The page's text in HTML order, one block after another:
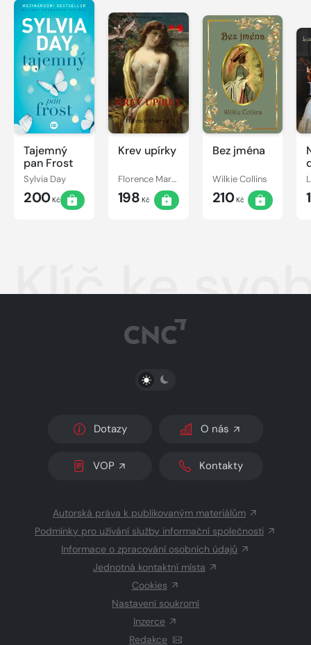
Tajemný
pan Frost
Sylvia Day
200Kč
Krev upírky
Florence Marryat
198 Kč
Bez jména
Wilkie Collins
210Kč
Klíč ke
PŘEPNOUT SVĚTLÝ/TMAVÝ REŽIM
Dotazy O nás
VOP Kontakty
Autorská práva k publikovaným materiálům
Podmínky pro užívání služby informační společnosti
Informace o zpracování osobních údajů
Jednotná kontaktní místa
Cookies
Nastavení soukromí
Inzerce
Redakce